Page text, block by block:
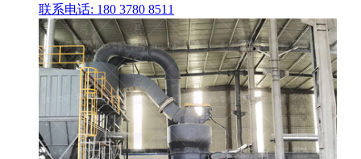
联系电话: 180 3780 8511